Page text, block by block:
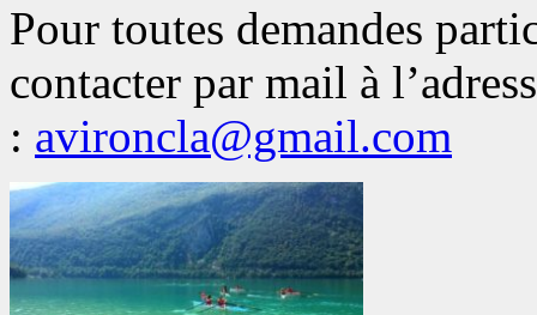
Pour toutes demandes
contacter par mail à
: avironcla@gmail.com